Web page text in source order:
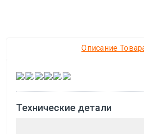
Описание
, , , , ,
Технические детали